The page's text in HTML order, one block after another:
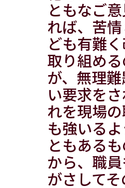
ともなご
れば、苦
ども有難
取り組め
が、無理
い要求を
れを現場
も強いる
ともある
から、職
がさして